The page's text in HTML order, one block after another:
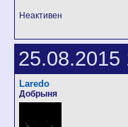
Неактивен
25.08.2015
Laredo
Добрыня